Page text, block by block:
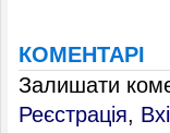
КОМЕНТАРІ
Залишати
Реєстрація,